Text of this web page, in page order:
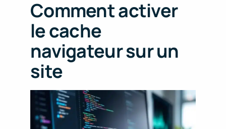
Comment activer
le cache
navigateur sur un
site